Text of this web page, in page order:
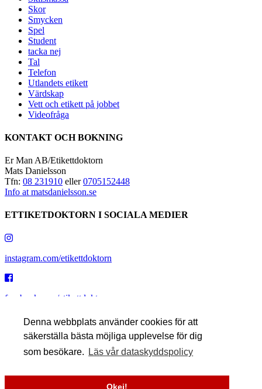
Denna webbplats använder cookies för att
säkerställa bästa möjliga upplevelse för dig
som besökare.
Läs vår dataskyddspolicy
Okej!
Skor
Smycken
Spel
Student
tacka nej
Tal
Telefon
Utlandets etikett
Värdskap
Vett och etikett på jobbet
Videofråga
KONTAKT OCH BOKNING
Er Man AB/Etikettdoktorn
Mats Danielsson
Tfn: 08 231910 eller0705152448
Info at matsdanielsson.se
ETTIKETDOKTORN I SOCIALA MEDIER
instagram.com/etikettdoktorn
facebook.com/etikettdoktorn
youtube.com/etikettdoktorn
x.com/etikettdoktorn